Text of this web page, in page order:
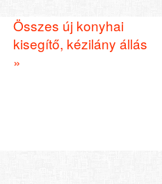
Összes új konyhai
kisegítő, kézilány állás
»